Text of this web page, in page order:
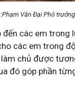
Văn Đại Phó
các em trong
các em trong
chủ được
đó góp phần
Nguồn : H’